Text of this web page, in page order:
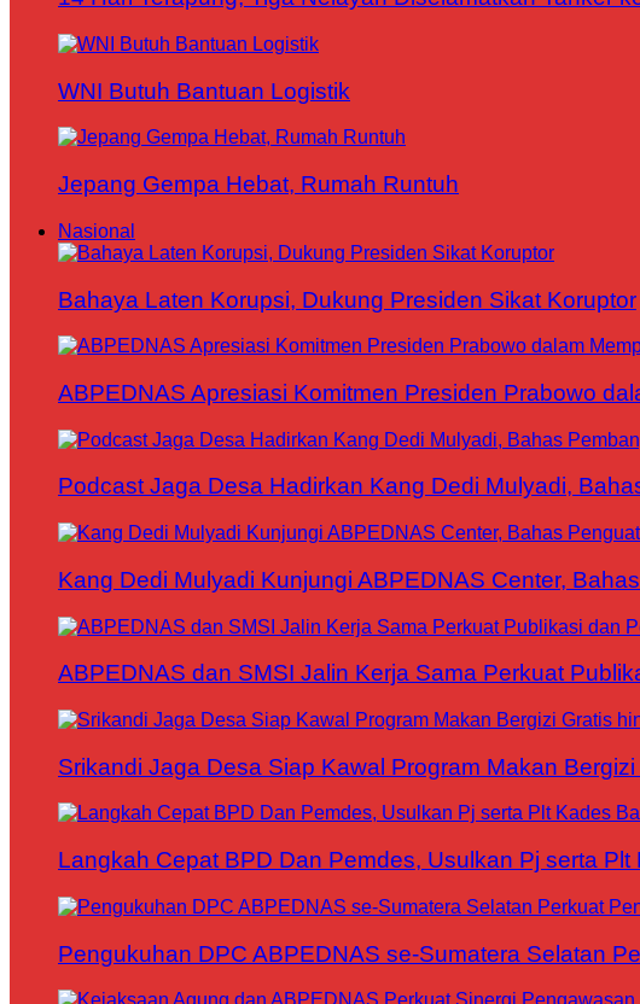
WNI Butuh Bantuan Logistik
Jepang Gempa Hebat, Rumah Runtuh
Nasional
Bahaya Laten Korupsi, Dukung Presiden Sikat Koruptor
ABPEDNAS Apresiasi Komitmen Presiden Prabowo
Podcast Jaga Desa Hadirkan Kang Dedi Mulyadi,
Kang Dedi Mulyadi Kunjungi ABPEDNAS Center,
ABPEDNAS dan SMSI Jalin Kerja Sama Perkuat
Srikandi Jaga Desa Siap Kawal Program Makan
Langkah Cepat BPD Dan Pemdes, Usulkan Pj serta
Pengukuhan DPC ABPEDNAS se-Sumatera Selatan